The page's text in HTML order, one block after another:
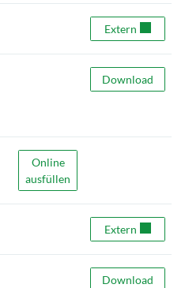
Anmeldung
Extern
Anmeldung
Download
Aufenthaltsausweis
Online
ausfüllen
Extern
Bestellschein
Download